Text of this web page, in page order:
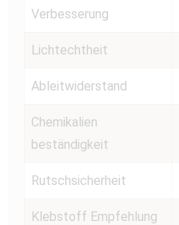
Verbesserung
Lichtechtheit
Ableitwiderstand
Chemikalien
beständigkeit
Rutschsicherheit
Klebstoff Empfehlung